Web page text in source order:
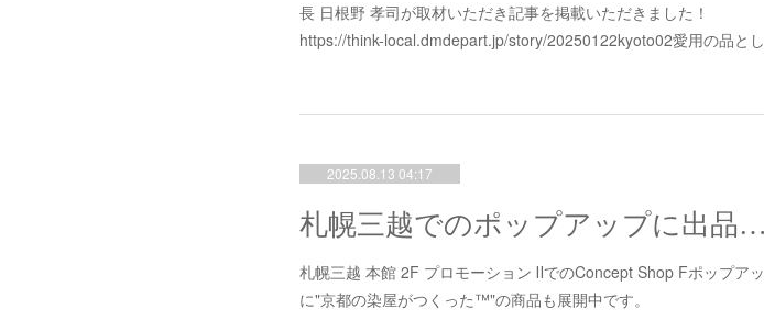
長 日根野 孝司が取材いただき記事を掲載いただきました！
https://think-local.dmdepart.jp/story/20250122kyoto02愛用の品と
2025.08.13 04:17
札幌三越でのポップアップに出品中です。
札幌三越 本館 2F プロモーション ⅡでのConcept Shop Fポップア
に"京都の染屋がつくった™"の商品も展開中です。